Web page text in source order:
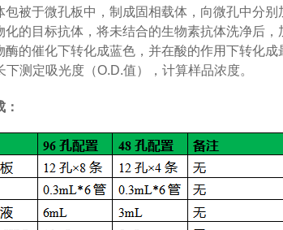
包被于微孔板中，制成固相载体，向微孔中分
化的目标抗体，将未结合的生物素抗体洗净后，
酶的催化下转化成蓝色，并在酸的作用下转化
下测定吸光度（O.D.值），计算样品浓度。